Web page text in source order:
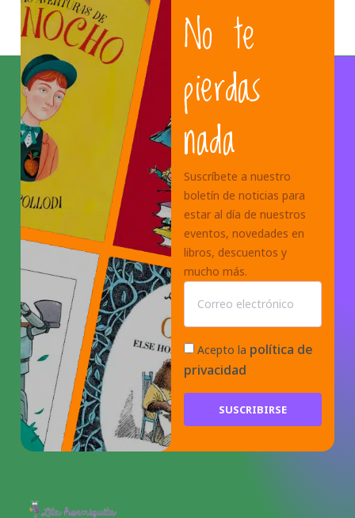
No te
pierdas
nada
Suscríbete a nuestro
boletín de noticias para
estar al día de nuestros
eventos, novedades en
libros, descuentos y
mucho más.
Acepto la política de
privacidad
SUSCRIBIRSE